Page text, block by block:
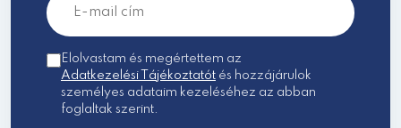
Elolvastam és megértettem az
Adatkezelési Tájékoztatót és hozzájárulok
személyes adataim kezeléséhez az abban
foglaltak szerint.